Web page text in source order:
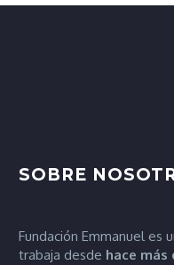
SOBRE
Fundación Emmanuel es
trabaja desde hace más